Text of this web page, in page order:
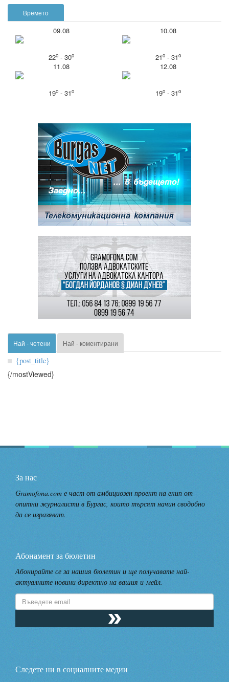
Времето
09.08
22o- 30o
10.08
21o- 31o
11.08
19o- 31o
12.08
19o- 31o
Най - четени Най - коментирани
{post_title}
{/mostViewed}
За нас
Gramofona.com е част от амбициозен проект на екип от
опитни журналисти в Бургас, които търсят начин сводобно
да се изразяват.
Абонамент за бюлетин
Абонирайте се за нашия бюлетин и ще получавате най-
актуалните новини директно на вашия и-мейл.
Следете ни в социалните медии